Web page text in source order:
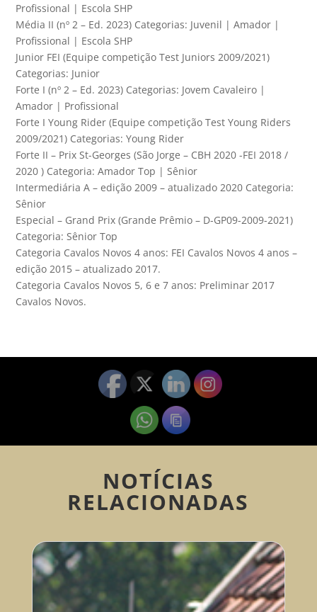
Profissional | Escola SHP
Média II (nº 2 – Ed. 2023) Categorias: Juvenil | Amador |
Profissional | Escola SHP
Junior FEI (Equipe competição Test Juniors 2009/2021)
Categorias: Junior
Forte I (nº 2 – Ed. 2023) Categorias: Jovem Cavaleiro |
Amador | Profissional
Forte I Young Rider (Equipe competição Test Young Riders
2009/2021) Categorias: Young Rider
Forte II – Prix St-Georges (São Jorge – CBH 2020 -FEI 2018 /
2020 ) Categoria: Amador Top | Sênior
Intermediária A – edição 2009 – atualizado 2020 Categoria:
Sênior
Especial – Grand Prix (Grande Prêmio – D-GP09-2009-2021)
Categoria: Sênior Top
Categoria Cavalos Novos 4 anos: FEI Cavalos Novos 4 anos –
edição 2015 – atualizado 2017.
Categoria Cavalos Novos 5, 6 e 7 anos: Preliminar 2017
Cavalos Novos.
NOTÍCIAS
RELACIONADAS